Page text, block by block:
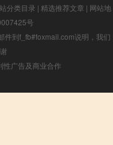
分类目录 | 精选推荐文章 | 网站地
号
件到f_fb#foxmail.com说明，我们
性广告及商业合作